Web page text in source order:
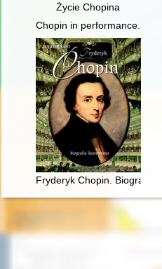
Życie Chopina
Chopin in performance.
Fryderyk Chopin. Biografia